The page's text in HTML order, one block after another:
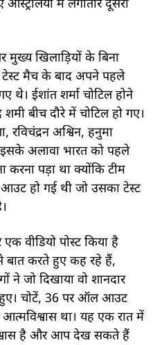
में लगातार दूसरी
खिलाड़ियों के बिना
टेस्ट मैच के बाद अपने पहले
ईशांत शर्मा चोटिल होने
बीच दौरे में चोटिल हो गए।
रविचंद्रन अश्विन, हनुमा
इसके अलावा भारत को पहले
करना पड़ा था क्योंकि टीम
हो गई थी जो उसका टेस्ट
वीडियो पोस्ट किया है
बात करते हुए कह रहे हैं,
ने जो दिखाया वो शानदार
चोटें, 36 पर ऑल आउट
था। यह एक रात में
है और आप देख सकते हैं